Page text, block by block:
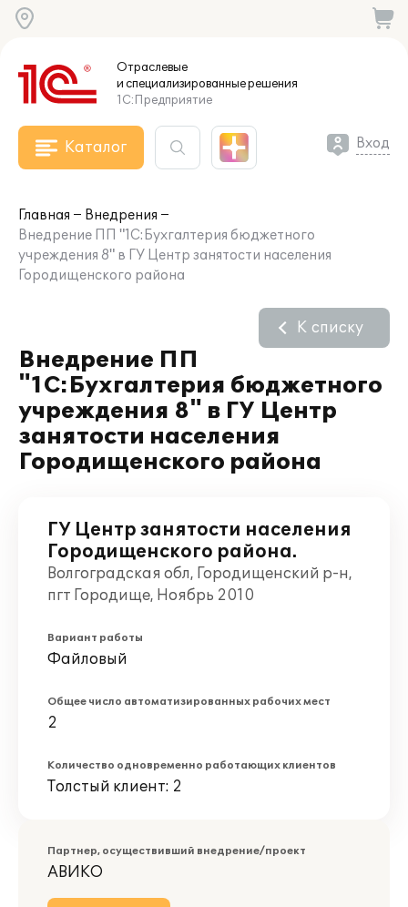
Отраслевые
и специализированныерешения
1С:Предприятие
Каталог Вход
Главная
Внедрения
Внедрение ПП "1С:Бухгалтерия бюджетного
учреждения 8" в ГУ Центр занятости населения
Городищенского района
Внедрение ПП
"1С:Бухгалтерия бюджетного
учреждения 8" в ГУ Центр
занятости населения
Городищенского района
К списку
ГУ Центр занятости населения
Городищенского района.
Волгоградская обл, Городищенский р-н,
пгт Городище, Ноябрь 2010
Вариант работы
Файловый
Общее число автоматизированных рабочих мест
2
Количество одновременно работающих клиентов
Толстый клиент: 2
Партнер, осуществивший внедрение/проект
АВИКО